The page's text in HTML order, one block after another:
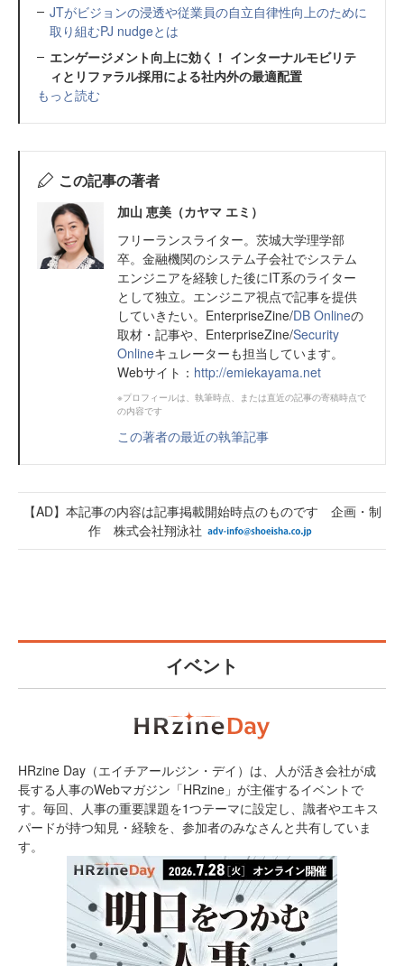
JTがビジョンの浸透や従業員の自立自律性向上のために
取り組むPJ nudgeとは
エンゲージメント向上に効く！ インターナルモビリテ
ィとリファラル採用による社内外の最適配置
もっと読む
この記事の著者
加山 恵美（カヤマ エミ）
フリーランスライター。茨城大学理学部
卒。金融機関のシステム子会社でシステム
エンジニアを経験した後にIT系のライター
として独立。エンジニア視点で記事を提供
していきたい。EnterpriseZine/DB Onlineの
取材・記事や、EnterpriseZine/Security
Onlineキュレーターも担当しています。
Webサイト： http://emiekayama.net
※プロフィールは、執筆時点、または直近の記事の寄稿時点で
の内容です
この著者の最近の執筆記事
【AD】本記事の内容は記事掲載開始時点のものです 企画・制
作 株式会社翔泳社
イベント
HRzine Day（エイチアールジン・デイ）は、人が活き会社が成
長する人事のWebマガジン「HRzine」が主催するイベントで
す。毎回、人事の重要課題を1つテーマに設定し、識者やエキス
パードが持つ知見・経験を、参加者のみなさんと共有していま
す。